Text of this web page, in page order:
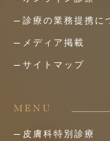
診療の業務提携に
メディア掲載
サイトマップ
MENU
皮膚科特別診療